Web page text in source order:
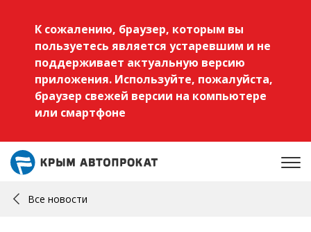
К сожалению, браузер, которым вы
пользуетесь является устаревшим и не
поддерживает актуальную версию
приложения. Используйте, пожалуйста,
браузер свежей версии на компьютере
или смартфоне
Все новости